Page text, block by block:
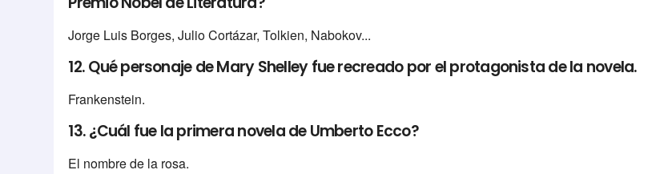
Jorge Luis Borges, Julio Cortázar, Tolkien, Nabokov...
12. Qué personaje de Mary Shelley fue recreado por el protagonista de la novela.
Frankenstein.
13. ¿Cuál fue la primera novela de Umberto Ecco?
El nombre de la rosa.